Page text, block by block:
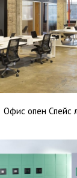
Офис опен Спейс